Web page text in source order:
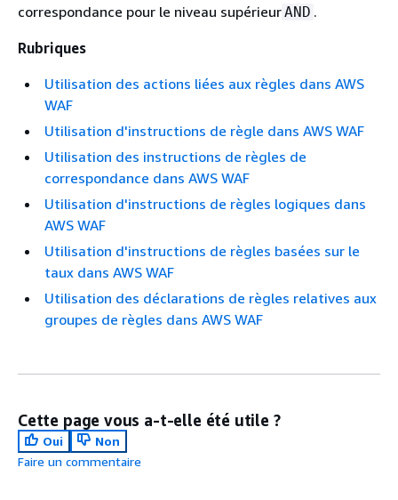
correspondance pour le niveau supérieurAND .
Rubriques
Utilisation des actions liées aux règles dans AWS
WAF
Utilisation d'instructions de règle dans AWS WAF
Utilisation des instructions de règles de
correspondance dans AWS WAF
Utilisation d'instructions de règles logiques dans
AWS WAF
Utilisation d'instructions de règles basées sur le
taux dans AWS WAF
Utilisation des déclarations de règles relatives aux
groupes de règles dans AWS WAF
Cette page vous a-t-elle été utile ?
Oui
Non
Faire un commentaire